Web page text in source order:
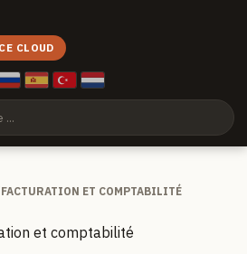
CLOUD
FACTURATION ET COMPTABILITÉ
et comptabilité